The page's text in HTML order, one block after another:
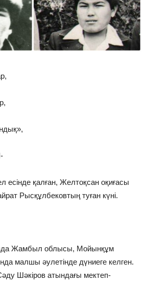
есінде қалған, Желтоқсан оқиғасы
Рысқұлбековтың туған күні.
Жамбыл облысы, Мойынқұм
малшы әулетінде дүниеге келген.
Шәкіров атындағы мектеп-